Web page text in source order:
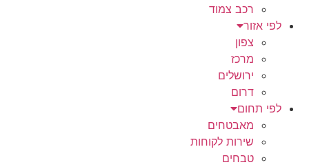
רכב צמוד
לפי אזור
צפון
מרכז
ירושלים
דרום
לפי תחום
מאבטחים
שירות לקוחות
טבחים